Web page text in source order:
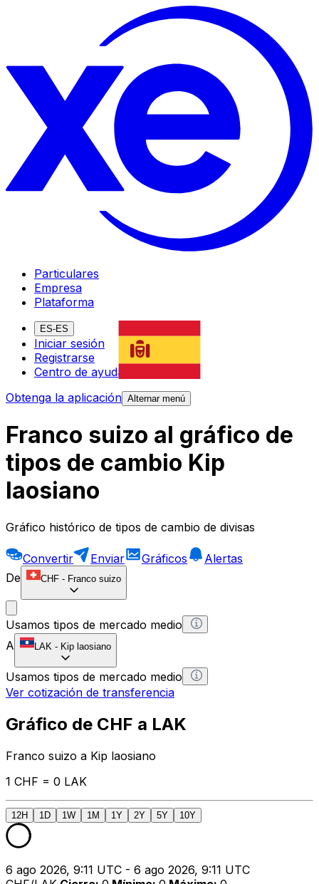
Particulares
Empresa
Plataforma
ES-ES
Iniciar sesión
Registrarse
Centro de ayuda
Obtenga la aplicación Alternar menú
Franco suizo al gráfico de
tipos de cambio Kip
laosiano
Gráfico histórico de tipos de cambio de divisas
Convertir Enviar Gráficos
Alertas
De
CHF - Franco suizo
Usamos tipos de mercado medio
A
LAK - Kip laosiano
Usamos tipos de mercado medio
Ver cotización de transferencia
Gráfico de CHF a LAK
Franco suizo a Kip laosiano
1 CHF = 0 LAK
12H 1D 1W 1M 1Y 2Y 5Y 10Y
6 ago 2026, 9:11 UTC - 6 ago 2026, 9:11 UTC